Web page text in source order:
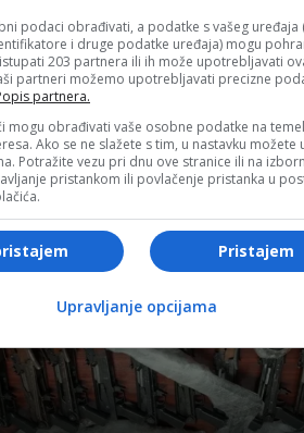
podaci obrađivati, a podatke s vašeg uređaja
i druge podatke uređaja) mogu
203 partnera ili ih može upotrebljavati
partneri možemo upotrebljavati precizne
partnera.
mogu obrađivati vaše osobne podatke na
Ako se ne slažete s tim, u nastavku možete
Potražite vezu pri dnu ove stranice ili na
pristankom ili povlačenje pristanka u
Pristajem
Upravljanje opcijama